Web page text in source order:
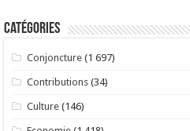
Catégories
Conjoncture (1 697)
Contributions (34)
Culture (146)